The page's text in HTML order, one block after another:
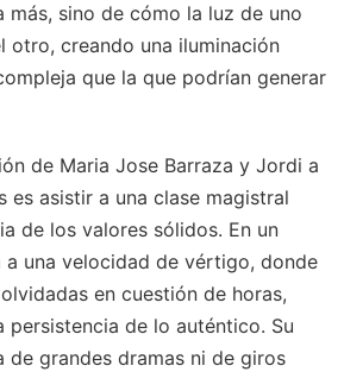
más, sino de cómo la luz de uno
otro, creando una iluminación
que la que podrían generar
de Maria Jose Barraza y Jordi a
es asistir a una clase magistral
de los valores sólidos. En un
a una velocidad de vértigo, donde
en cuestión de horas,
persistencia de lo auténtico. Su
de grandes dramas ni de giros